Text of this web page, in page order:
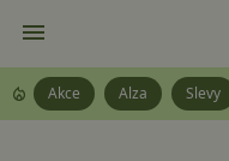
Akce Alza Slevy